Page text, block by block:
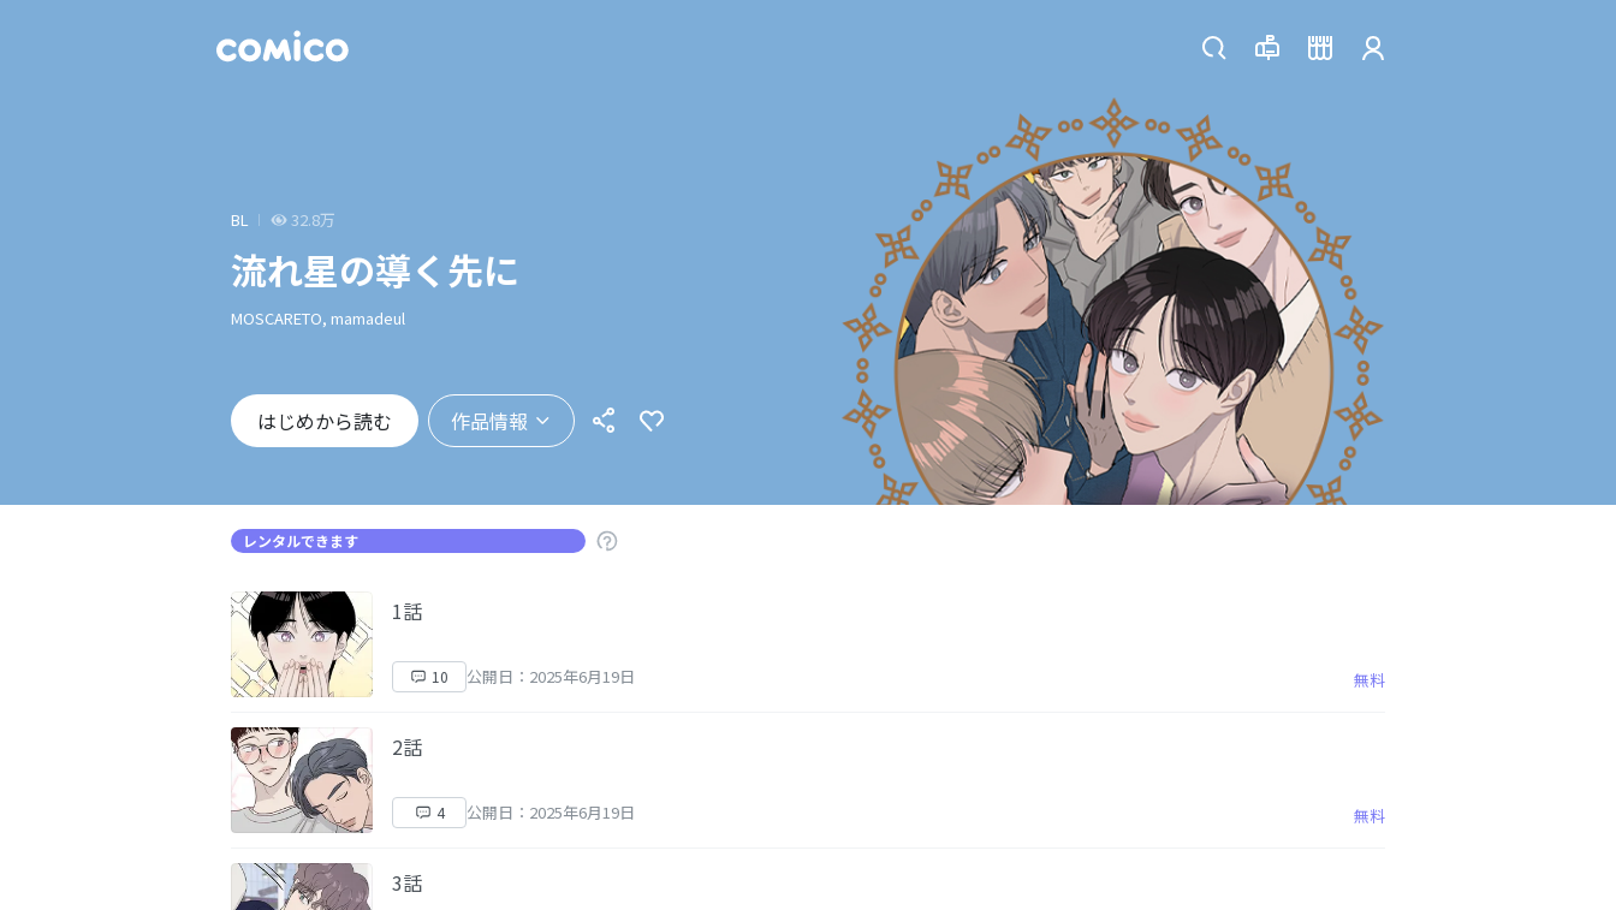
BL 32.8万
流れ星の導く先に
MOSCARETO, mamadeul
はじめから読む 作品情報
レンタルできます
1話
10 公開日：2025年6月19日 無料
2話
4 公開日：2025年6月19日 無料
3話